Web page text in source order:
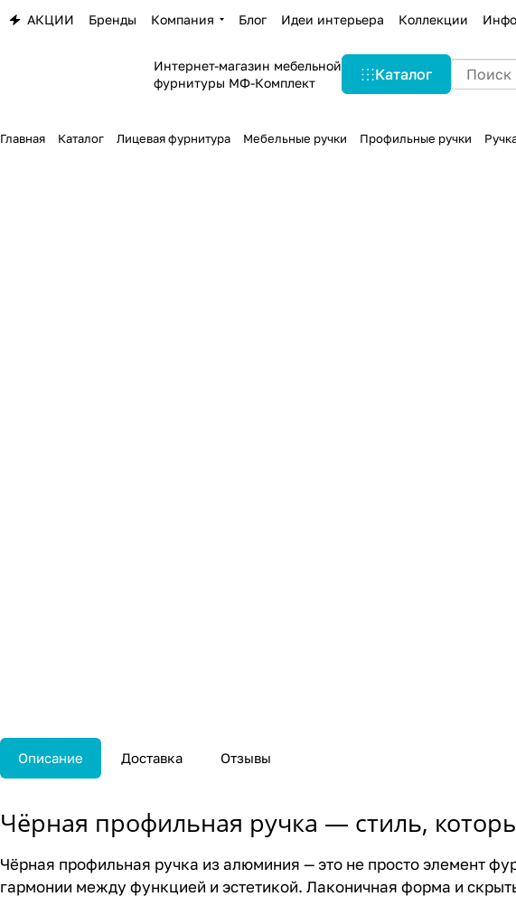
АКЦИИ Бренды Компания Блог Идеи интерьера Коллекции
Интернет-магазин мебельной
фурнитуры МФ-Комплект
Каталог
Главная Каталог Лицевая фурнитура Мебельные ручки Профильные ручки
Описание Доставка Отзывы
Чёрная профильная ручка — стиль,
Чёрная профильная ручка из алюминия — это не просто элемент
гармонии между функцией и эстетикой. Лаконичная форма и